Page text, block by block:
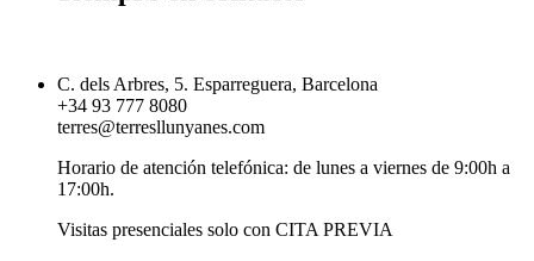
C. dels Arbres, 5. Esparreguera, Barcelona
+34 93 777 8080
terres@terresllunyanes.com
Horario de atención telefónica: de lunes a viernes de 9:00h a
17:00h.
Visitas presenciales solo con CITA PREVIA